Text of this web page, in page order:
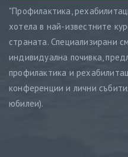
"Профилактика,
хотела в най-известните
страната. Специализирани
индивидуална почивка,
профилактика и
конференции и лични
юбилеи).